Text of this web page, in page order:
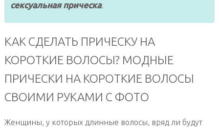
сексуальная прическа.
КАК СДЕЛАТЬ ПРИЧЕСКУ НА
КОРОТКИЕ ВОЛОСЫ? МОДНЫЕ
ПРИЧЕСКИ НА КОРОТКИЕ ВОЛОСЫ
СВОИМИ РУКАМИ С ФОТО
Женщины, у которых длинные волосы, вряд ли будут